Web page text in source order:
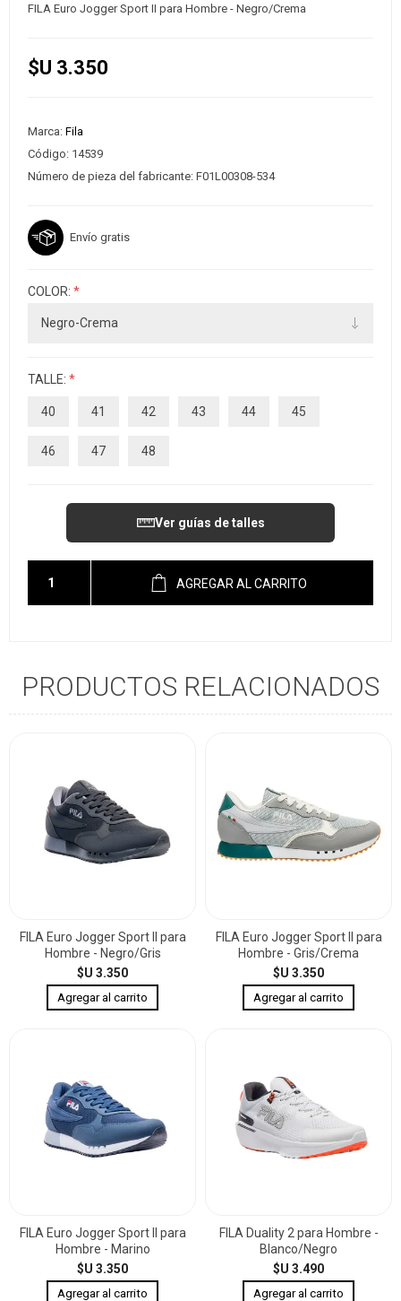
FILA Euro Jogger Sport II para Hombre - Negro/Crema
$U 3.350
Marca: Fila
Código: 14539
Número de pieza del fabricante: F01L00308-534
Envío gratis
COLOR: *
TALLE: *
40 41 42 43 44 45
46 47 48
Ver guías de talles
AGREGAR AL CARRITO
PRODUCTOS RELACIONADOS
FILA Euro Jogger Sport II para
Hombre - Negro/Gris
$U 3.350
FILA Euro Jogger Sport II para
Hombre - Gris/Crema
$U 3.350
FILA Euro Jogger Sport II para
Hombre - Marino
$U 3.350
FILA Duality 2 para Hombre -
Blanco/Negro
$U 3.490